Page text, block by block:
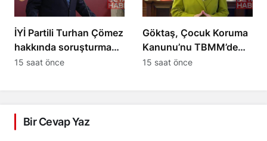
İYİ Partili Turhan Çömez
hakkında soruşturma
başlatıldı
15 saat önce
Göktaş, Çocuk Koruma
Kanunu’nu TBMM’de
yasalaştırdı
15 saat önce
Bir Cevap Yaz